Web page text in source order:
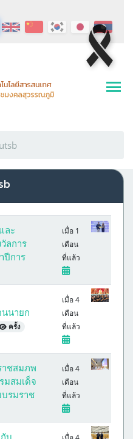
ละ
ลการ
ปีการ
เมื่อ 1
เดือน
ที่แล้ว
นายก
ครั้ง
เมื่อ 4
เดือน
ที่แล้ว
าชสมภพ
มสมเด็จ
รมราช
เมื่อ 4
เดือน
ที่แล้ว